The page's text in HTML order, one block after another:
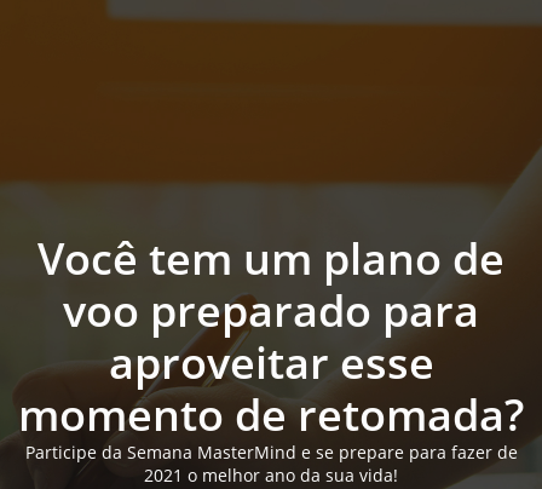
Você tem um plano de
voo preparado para
aproveitar esse
momento de retomada?
Participe da Semana MasterMind e se prepare para fazer de
2021 o melhor ano da sua vida!